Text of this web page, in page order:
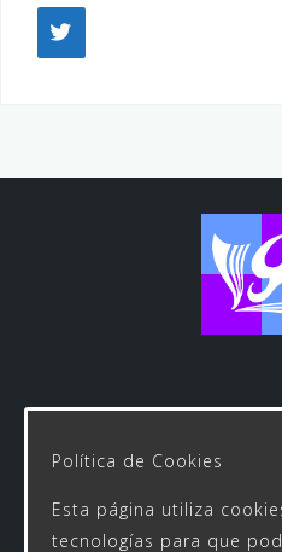
Avenida de las
Política de Cookies
Esta página utiliza
tecnologías para que